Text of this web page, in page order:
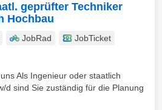
geprüfter Techniker
Hochbau
JobRad
JobTicket
Als Ingenieur oder staatlich
d sind Sie zuständig für die Planung